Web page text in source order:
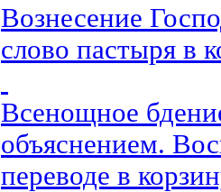
Вознесение
слово пастыря в
Всенощное
объяснением.
переводе в